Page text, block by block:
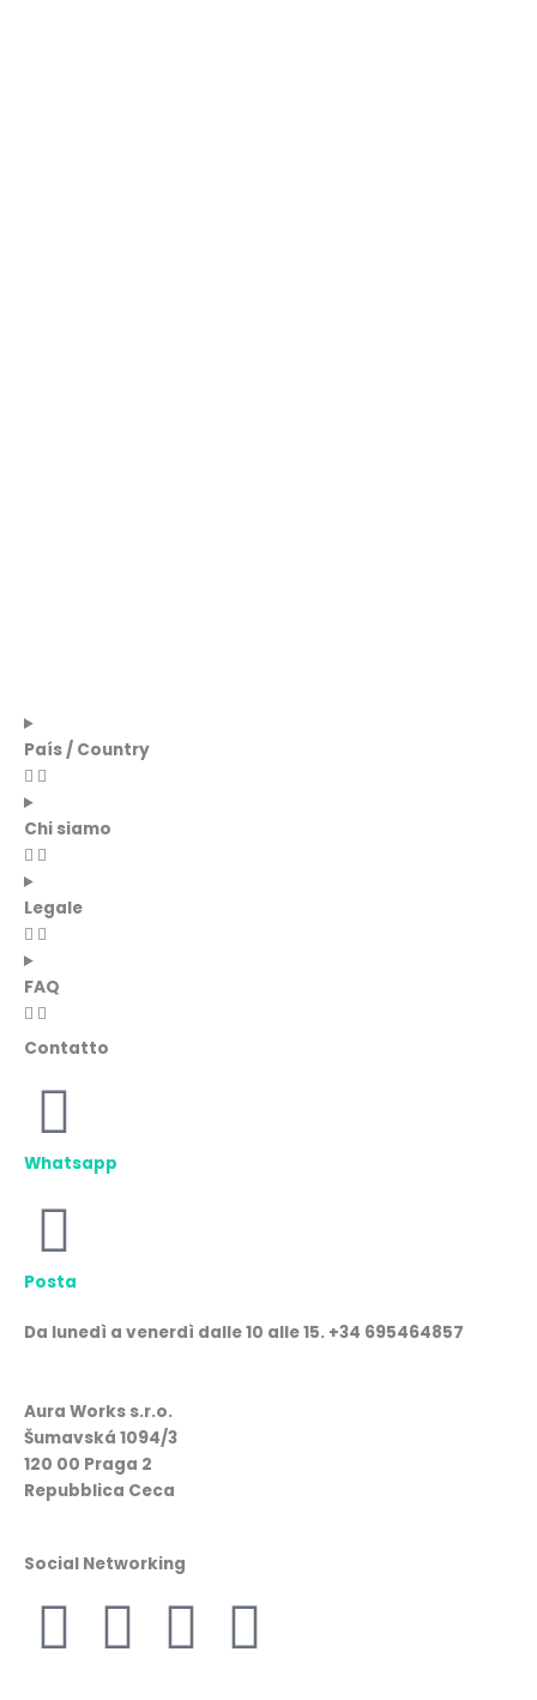
País / Country
Chi siamo
Legale
FAQ
Contatto
Whatsapp
Posta
Da lunedì a venerdì dalle 10 alle 15. +34 695464857
Aura Works s.r.o.
Šumavská 1094/3
120 00 Praga 2
Repubblica Ceca
Social Networking
F I WL